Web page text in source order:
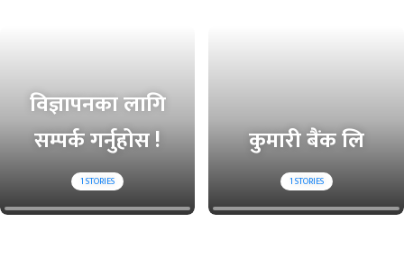
विज्ञापनका लागि
सम्पर्क गर्नुहोस !
1STORIES
कुमारी बैंक लि
1STORIES